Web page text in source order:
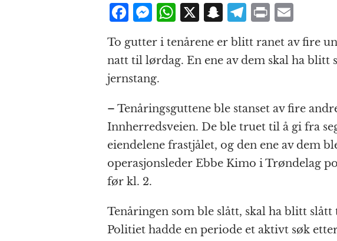
F
c
e
b
o
o
k
M
e
ss
e
n
g
e
r
W
h
at
s
p
p
X S
n
a
p
h
at
T
e
g
a
m
P
n
t
m
ai
l
To gutter i tenårene er blitt ranet av fire
natt til lørdag. En ene av dem skal ha blitt
jernstang.
– Tenåringsguttene ble stanset av fire
Innherredsveien. De ble truet til å gi fra
eiendelene frastjålet, og den ene av dem
operasjonsleder Ebbe Kimo i Trøndelag
før kl. 2.
Tenåringen som ble slått, skal ha blitt slått
Politiet hadde en periode et aktivt søk